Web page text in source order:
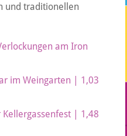
und traditionellen
am Iron
im Weingarten | 1,03
| 1,48